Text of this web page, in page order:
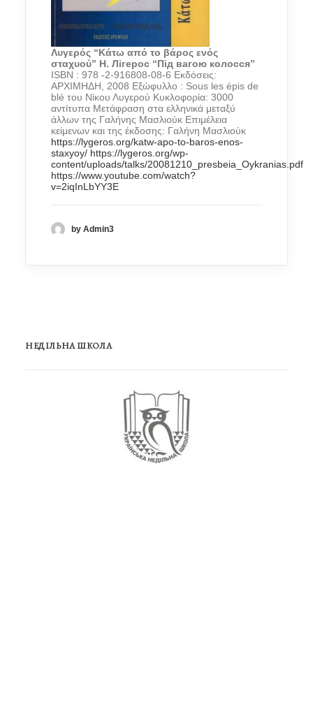
Λυγερός “Κάτω από το βάρος ενός
σταχυού” Н. Лігерос “Під вагою колосся”
ISBN : 978 -2-916808-08-6 Εκδόσεις:
ΑΡΧΙΜΗΔΗ, 2008 Εξώφυλλο : Sous les épis de
blé του Νίκου Λυγερού Κυκλοφορία: 3000
αντίτυπα Μετάφραση στα ελληνικά μεταξύ
άλλων της Γαλήνης Μασλιούκ Επιμέλεια
κείμενων και της έκδοσης: Γαλήνη Μασλιούκ
https://lygeros.org/katw-apo-to-baros-enos-
staxyoy/ https://lygeros.org/wp-
content/uploads/talks/20081210_presbeia_Oykranias.pdf
https://www.youtube.com/watch?
v=2iqInLbYY3E
by Admin3
НЕДІЛЬНА ШКОЛА